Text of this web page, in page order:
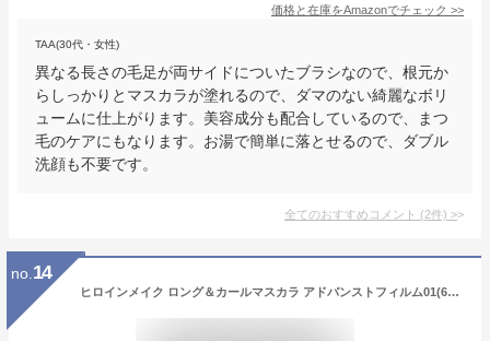
価格と在庫をAmazonでチェック >>
TAA(30代・女性)
異なる長さの毛足が両サイドについたブラシなので、根元か
らしっかりとマスカラが塗れるので、ダマのない綺麗なボリ
ュームに仕上がります。美容成分も配合しているので、まつ
毛のケアにもなります。お湯で簡単に落とせるので、ダブル
洗顔も不要です。
全てのおすすめコメント (2件) >
no. 14
ヒロインメイク ロング＆カールマスカラ アドバンストフィルム01(6g)【ヒロインメイク】[マスカラ マイクロブラシ 下まつげ お湯落ち 黒]